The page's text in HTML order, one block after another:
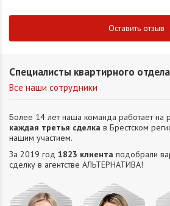
Оставить отзыв
Специалисты квартирного отдела
Все наши сотрудники
Более 14 лет наша команда работает на
каждая третья сделка в Брестском
нашим участием.
За 2019 год 1823 клиента подобрали
сделку в агентстве АЛЬТЕРНАТИВA!